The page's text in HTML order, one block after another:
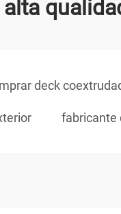
deck
fabricante